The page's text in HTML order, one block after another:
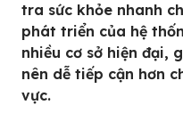
tra sức khỏe nhanh
phát triển của hệ
nhiều cơ sở hiện đại,
nên dễ tiếp cận hơn
vực.